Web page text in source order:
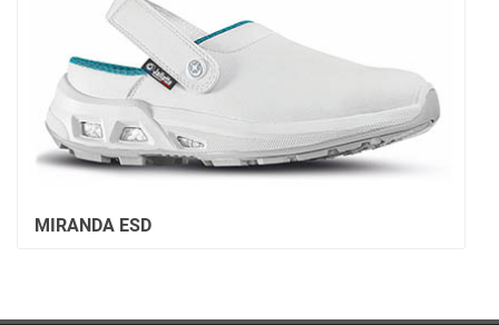
MIRANDA ESD